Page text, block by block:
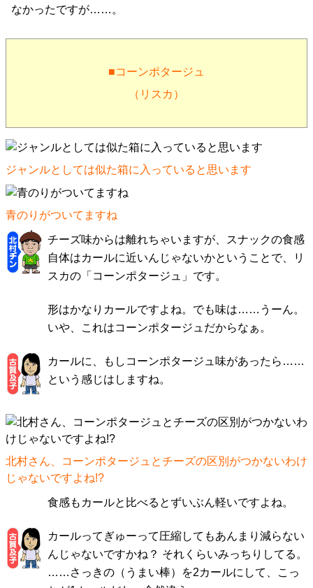
なかったですが……。
■コーンポタージュ
（リスカ）
ジャンルとしては似た箱に入っていると思います
青のりがついてますね
チーズ味からは離れちゃいますが、スナックの食感
自体はカールに近いんじゃないかということで、リ
スカの「コーンポタージュ」です。
形はかなりカールですよね。でも味は……うーん。
いや、これはコーンポタージュだからなぁ。
カールに、もしコーンポタージュ味があったら……
という感じはしますね。
北村さん、コーンポタージュとチーズの区別がつかないわけ
じゃないですよね!?
食感もカールと比べるとずいぶん軽いですよね。
カールってぎゅーって圧縮してもあんまり減らない
んじゃないですかね？ それくらいみっちりしてる。
……さっきの（うまい棒）を2カールにして、こっ